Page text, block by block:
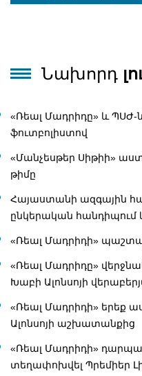
Նախորդ
«Ռեալ Մադրիդը» և ՊՍԺ-
ֆուտբոլիստով
«Մանչեսթեր Սիթիի»
թիմը
Հայաստանի ազգային
ընկերական հանդիպում
«Ռեալ Մադրիդի»
«Ռեալ Մադրիդը»
Խաբի Ալոնսոյի
«Ռեալ Մադրիդի» երեք
Ալոնսոյի աշխատանքից
«Ռեալ Մադրիդի»
տեղափոխվել Պրեմիեր